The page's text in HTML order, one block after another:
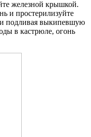
железной крышкой.
и простерилизуйте
подливая выкипевшую
в кастрюле, огонь